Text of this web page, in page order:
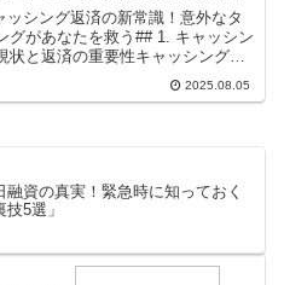
ッシング返済の新常識！意外なタ
グがあなたを救う## 1. キャッシン
状と返済の重要性キャッシング
たちの日常生活において非常に便
ールです。予期せぬ出費や急なト
2025.08.05
融資の真実！緊急時に知っておく
5選」